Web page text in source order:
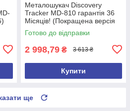
Металошукач Discovery
Tracker MD-810 гарантія 36
Місяців! (Покращена версія
2026 року)
Готово до відправки
2 998,79 ₴ 3 613 ₴
Купити
ще